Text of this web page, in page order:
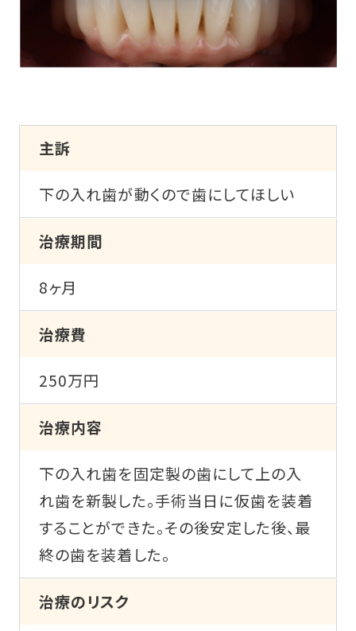
主訴
下の入れ歯が動くので歯にしてほしい
治療期間
8ヶ月
治療費
250万円
治療内容
下の入れ歯を固定製の歯にして上の入
れ歯を新製した。手術当日に仮歯を装着
することができた。その後安定した後、最
終の歯を装着した。
治療のリスク